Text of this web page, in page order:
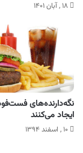
۱۸ , آبان ۱۴۰۱
نگه‌دارنده‌های
ایجاد می‌کنند
۱۰ , اسفند ۱۳۹۴